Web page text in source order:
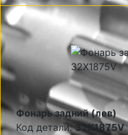
Фонарь задний (лев)
Код детали:32X1875V